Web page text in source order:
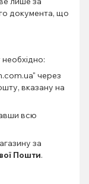
документа, що
через
вказану на
всю
за
Пошти.